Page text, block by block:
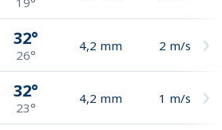
32°
26°
4,2 mm 2 m/s
32°
23°
4,2 mm 1 m/s